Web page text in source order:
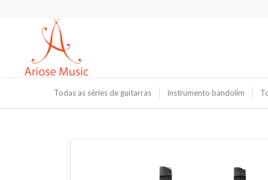
Todas as séries de guitarras Instrumento bandolim